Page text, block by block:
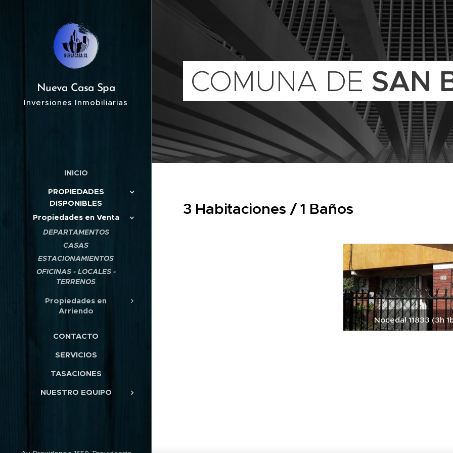
Nueva Casa Spa
Inversiones Inmobiliarias
INICIO
PROPIEDADES
DISPONIBLES
Propiedades en Venta
DEPARTAMENTOS
CASAS
ESTACIONAMIENTOS
OFICINAS - LOCALES -
TERRENOS
Propiedades en
Arriendo
CONTACTO
SERVICIOS
TASACIONES
NUESTRO EQUIPO
COMUNA DE SAN
3 Habitaciones / 1 Baños
Nocedal 11833 (3h